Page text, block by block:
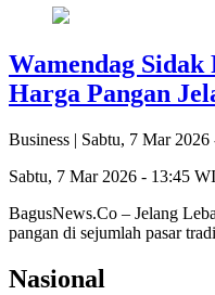
Wamendag
Harga Pangan
Business | Sabtu, 7 Mar
Sabtu, 7 Mar 2026 - 13:45
BagusNews.Co – Jelang
pangan di sejumlah pasar
Nasional